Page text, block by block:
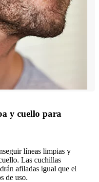
y cuello para
líneas limpias y
Las cuchillas
afiladas igual que el
de uso.